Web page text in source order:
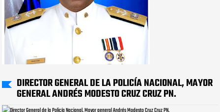
DIRECTOR GENERAL DE LA POLICÍA NACIONAL, MAYOR
GENERAL ANDRÉS MODESTO CRUZ CRUZ PN.